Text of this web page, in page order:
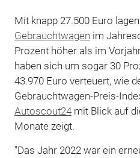
Mit knapp 27.500 Euro
Gebrauchtwagen im
Prozent höher als im
haben sich um sogar 30
43.970 Euro verteuert, wie
Gebrauchtwagen-Preis-
Autoscout24mit Blick auf
Monate zeigt.
"Das Jahr 2022 war ein